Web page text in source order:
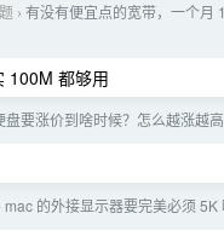
› 有没有便宜点的宽带，一个月
100M 都够用
盘要涨价到啥时候？怎么越涨越
mac 的外接显示器要完美必须 5K